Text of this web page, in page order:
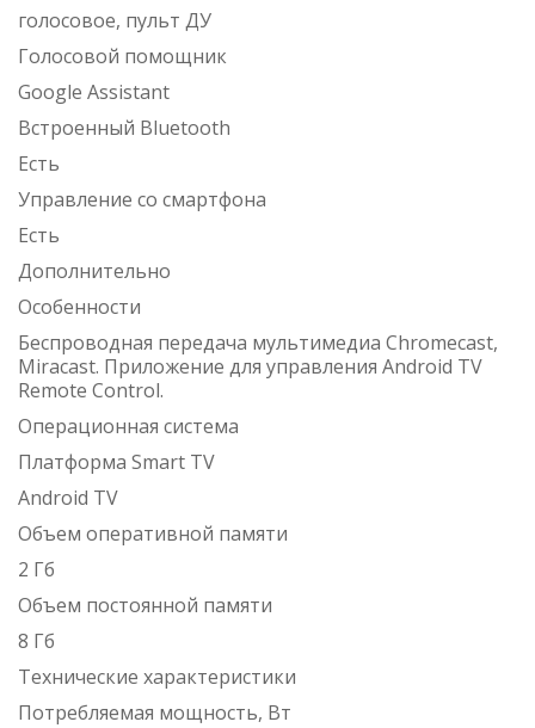
голосовое, пульт ДУ
Голосовой помощник
Google Assistant
Встроенный Bluetooth
Есть
Управление со смартфона
Есть
Дополнительно
Особенности
Беспроводная передача мультимедиа Chromecast,
Miracast. Приложение для управления Android TV
Remote Control.
Операционная система
Платформа Smart TV
Android TV
Объем оперативной памяти
2 Гб
Объем постоянной памяти
8 Гб
Технические характеристики
Потребляемая мощность, Вт